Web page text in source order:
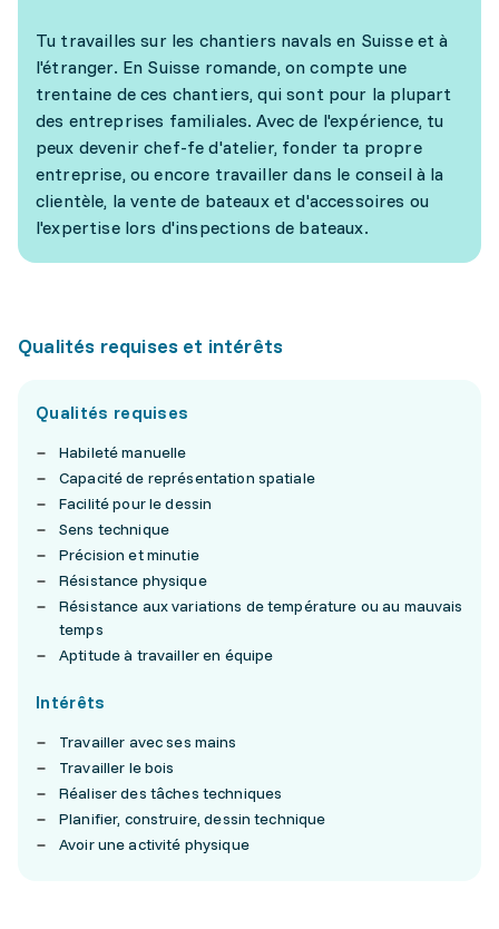
Tu travailles sur les chantiers navals en Suisse et à
l'étranger. En Suisse romande, on compte une
trentaine de ces chantiers, qui sont pour la plupart
des entreprises familiales. Avec de l'expérience, tu
peux devenir chef-fe d'atelier, fonder ta propre
entreprise, ou encore travailler dans le conseil à la
clientèle, la vente de bateaux et d'accessoires ou
l'expertise lors d'inspections de bateaux.
Qualités requises et intérêts
Qualités requises
Habileté manuelle
Capacité de représentation spatiale
Facilité pour le dessin
Sens technique
Précision et minutie
Résistance physique
Résistance aux variations de température ou au mauvais
temps
Aptitude à travailler en équipe
Intérêts
Travailler avec ses mains
Travailler le bois
Réaliser des tâches techniques
Planifier, construire, dessin technique
Avoir une activité physique